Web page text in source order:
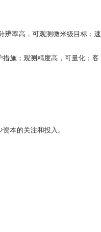
率高，可观测微米级目标；速
施；观测精度高，可量化；客
本的关注和投入。